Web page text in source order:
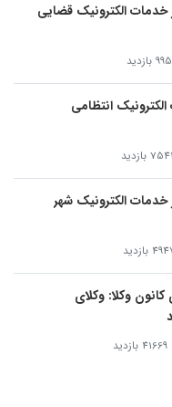
خدمات الکترونیک قضایی
بازدید
انتظامی
بازدید
خدمات الکترونیک شهر
بازدید
وکلا: وکلای
41669 بازدید